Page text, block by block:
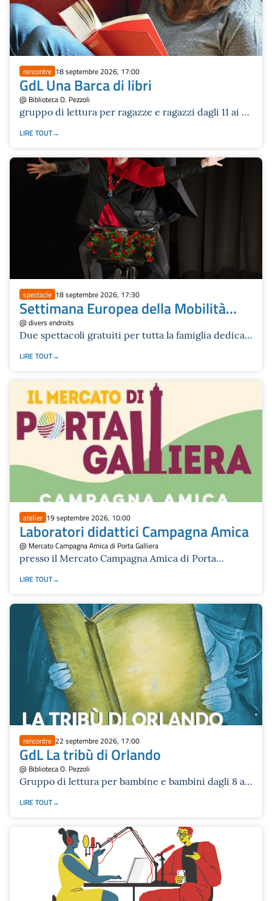
rencontre 18 septembre 2026, 17:00
GdL Una Barca di libri
@ Biblioteca O. Pezzoli
gruppo di lettura per ragazze e ragazzi dagli 11 ai 14
LIRE TOUT
spectacle 18 septembre 2026, 17:30
Settimana Europea della Mobilità
2026: teatro e sostenibilità a Bologna
@ divers endroits
Due spettacoli gratuiti per tutta la famiglia dedicati
muoversi.
LIRE TOUT
atelier 19 septembre 2026, 10:00
Laboratori didattici Campagna Amica
@ Mercato Campagna Amica di Porta Galliera
presso il Mercato Campagna Amica di Porta
LIRE TOUT
rencontre 22 septembre 2026, 17:00
GdL La tribù di Orlando
@ Biblioteca O. Pezzoli
Gruppo di lettura per bambine e bambini dagli 8 ai
LIRE TOUT